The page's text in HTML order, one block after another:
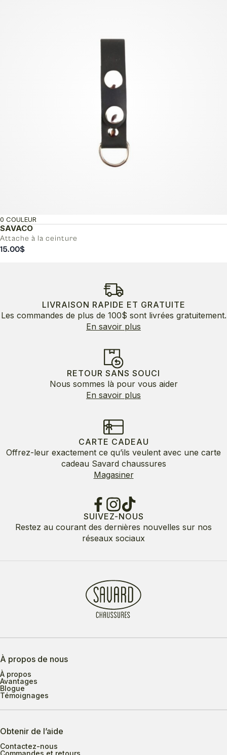
SAVACO
Attache à la ceinture
0 COULEUR
15.00$
LIVRAISON RAPIDE ET GRATUITE
Les commandes de plus de 100$ sont livrées gratuitement.
En savoir plus
RETOUR SANS SOUCI
Nous sommes là pour vous aider
En savoir plus
CARTE CADEAU
Offrez-leur exactement ce qu’ils veulent avec une carte
cadeau Savard chaussures
Magasiner
SUIVEZ-NOUS
Restez au courant des dernières nouvelles sur nos
réseaux sociaux
À propos de nous
À propos
Avantages
Blogue
Témoignages
Obtenir de l’aide
Contactez-nous
Commandes et retours